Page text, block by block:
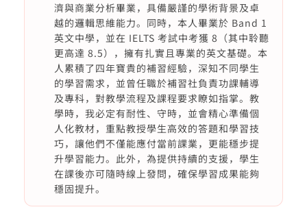
濟與商業分析畢業，具備嚴謹的學術背景及卓
越的邏輯思維能力。同時，本人畢業於 Band 1
英文中學，並在 IELTS 考試中考獲 8（其中聆聽
更高達 8.5），擁有扎實且專業的英文基礎。本
人累積了四年寶貴的補習經驗，深知不同學生
的學習需求，並曾任職於補習社負責功課輔導
及專科，對教學流程及課程要求瞭如指掌。教
學時，我必定有耐性、守時，並會精心準備個
人化教材，重點教授學生高效的答題和學習技
巧，讓他們不僅能應付當前課業，更能穩步提
升學習能力。此外，為提供持續的支援，學生
在課後亦可隨時線上發問，確保學習成果能夠
穩固提升。